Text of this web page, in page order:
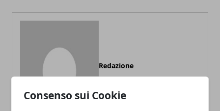
Consenso sui Cookie
Redazione